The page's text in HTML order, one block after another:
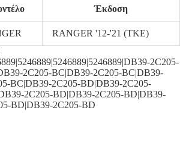
Έκδοση
RANGER '12-'21 (TKE)
2C205-
2C205-BC|DB39-2C205-BC|DB39-
BC|DB39-2C205-BD|DB39-2C205-
2C205-BD|DB39-2C205-BD|DB39-
BD|DB39-2C205-BD